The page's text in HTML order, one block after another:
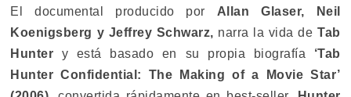
El documental producido por Allan Glaser, Neil
Koenigsberg y Jeffrey Schwarz, narra la vida deTab
Hunter y está basado en su propia biografía ‘Tab
Hunter Confidential: The Making of a Movie Star’